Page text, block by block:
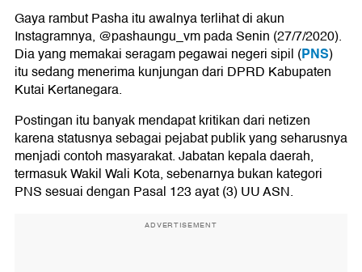
Gaya rambut Pasha itu awalnya terlihat di akun
Instagramnya, @pashaungu_vm pada Senin (27/7/2020).
Dia yang memakai seragam pegawai negeri sipil (PNS)
itu sedang menerima kunjungan dari DPRD Kabupaten
Kutai Kertanegara.
Postingan itu banyak mendapat kritikan dari netizen
karena statusnya sebagai pejabat publik yang seharusnya
menjadi contoh masyarakat. Jabatan kepala daerah,
termasuk Wakil Wali Kota, sebenarnya bukan kategori
PNS sesuai dengan Pasal 123 ayat (3) UU ASN.
ADVERTISEMENT